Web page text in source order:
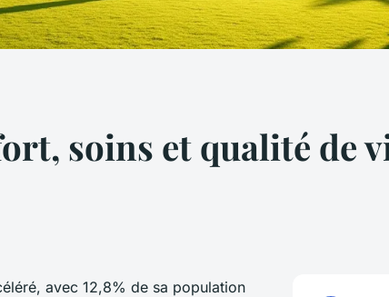
soins et qualité de
avec 12,8% de sa population